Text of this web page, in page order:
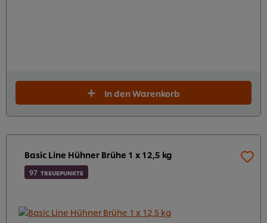
In den Warenkorb
Basic Line Hühner Brühe 1 x 12,5 kg
97 TREUEPUNKTE